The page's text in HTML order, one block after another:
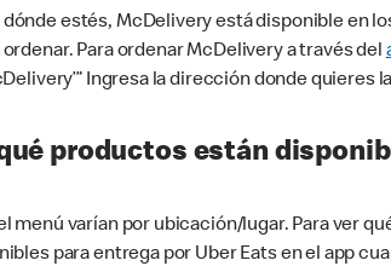
estés, McDelivery está disponible en
ordenar. Para ordenar McDelivery a través del
Ingresa la dirección donde quieres
productos están
menú varían por ubicación/lugar. Para ver
para entrega por Uber Eats en el app